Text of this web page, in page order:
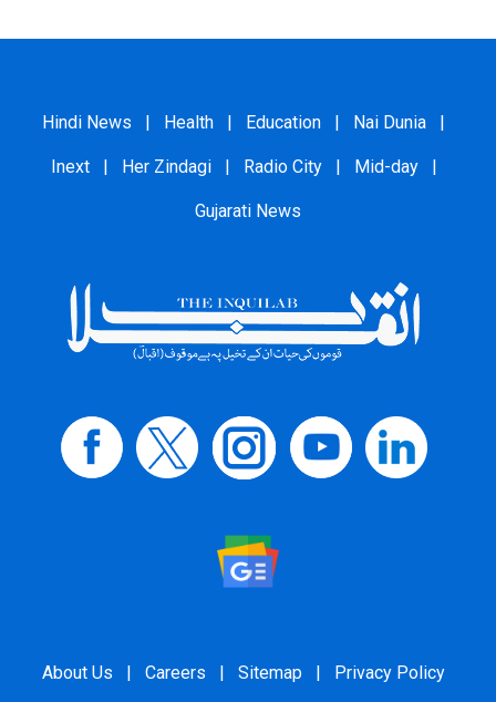
Hindi News | Health | Education | Nai Dunia |
Inext | Her Zindagi | Radio City | Mid-day |
Gujarati News
About Us | Careers | Sitemap | Privacy Policy